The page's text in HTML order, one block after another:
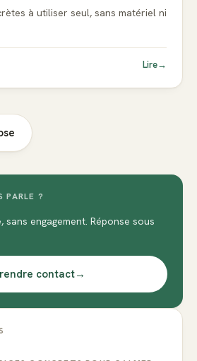
à utiliser seul, sans matériel ni
Lire→
PARLE ?
sans engagement. Réponse sous
contact→